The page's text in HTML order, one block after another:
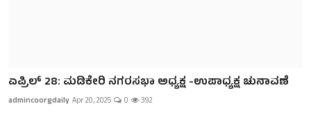
ಏಪ್ರಿಲ್ 28: ಮಡಿಕೇರಿ ನಗರಸಭಾ ಅಧ್ಯಕ್ಷ -ಉಪಾಧ್ಯಕ್ಷ ಚುನಾವಣೆ
admincoorgdaily Apr 20, 2025 0 392